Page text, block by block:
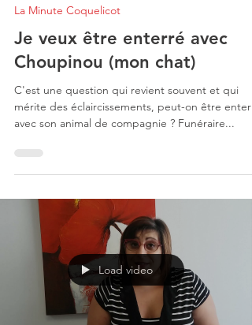
La Minute Coquelicot
Je veux être enterré avec
Choupinou (mon chat)
C'est une question qui revient souvent et qui
mérite des éclaircissements, peut-on être
avec son animal de compagnie ? Funéraire...
Load video